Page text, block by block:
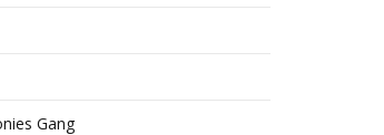
Gang